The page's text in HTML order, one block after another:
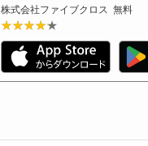
株式会社ファイブクロス 無料
★★★★★
★★★★★